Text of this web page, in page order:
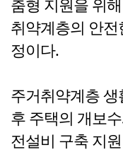
춤형 지원을 위
취약계층의 안
정이다.
주거취약계층
후 주택의 개보
전설비 구축 지